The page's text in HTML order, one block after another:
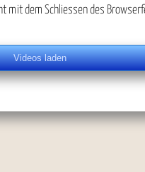
mit dem Schliessen des